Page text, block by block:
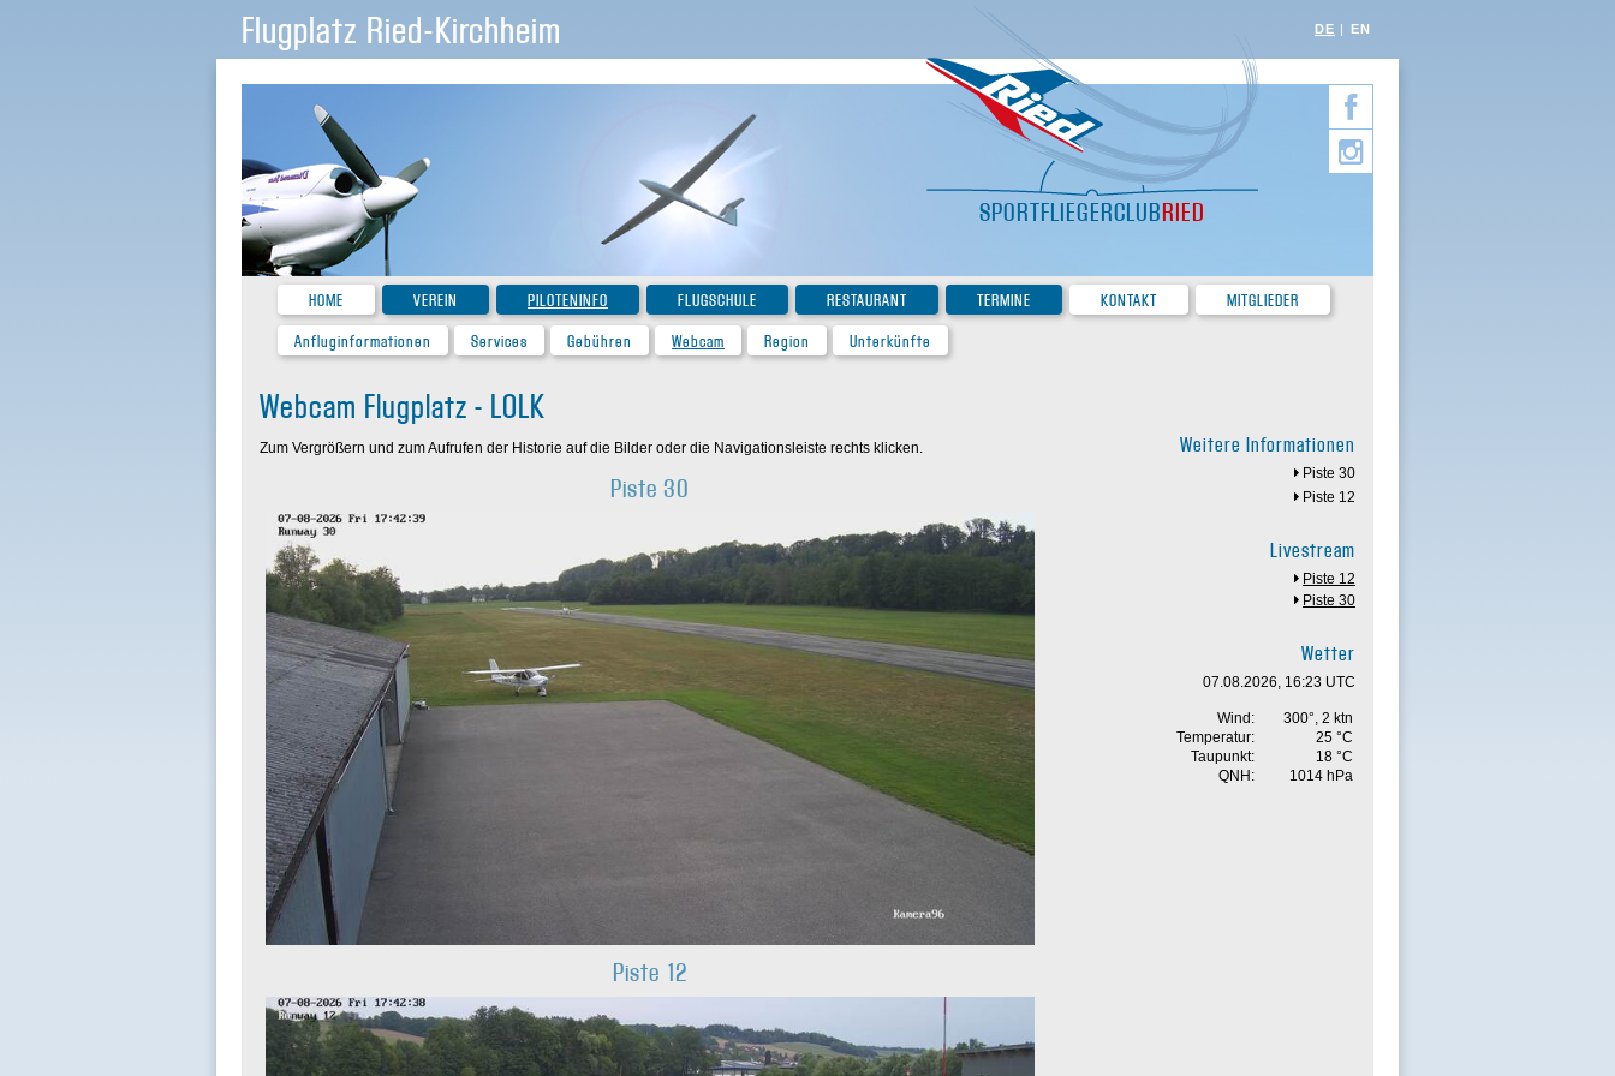
Flugplatz Ried-Kirchheim
SPORTFLIEGERCLUBRIED
DE EN
HOME VEREIN PILOTENINFO FLUGSCHULE RESTAURANT TERMINE KONTAKT
MITGLIEDER
Anfluginformationen
Services Gebühren Webcam Region Unterkünfte
Webcam Flugplatz - LOLK
Zum Vergrößern und zum Aufrufen der Historie auf die Bilder oder die Navigationsleiste rechts klicken.
Piste 30
Piste 12
Weitere Informationen
Piste 30
Piste 12
Livestream
Piste 12
Piste 30
Wetter
07.08.2026, 16:23 UTC
Wind:
300°, 2 ktn
Temperatur:
25 °C
Taupunkt:
18 °C
QNH:
1014 hPa